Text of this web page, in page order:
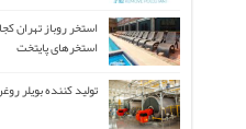
استخر روباز تهران
استخرهای پایتخت
تولید کننده بویلر